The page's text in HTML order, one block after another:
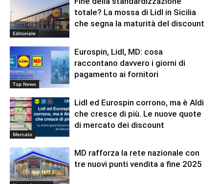
Editoriale
totale? La mossa di Lidl in Sicilia
che segna la maturità del discount
Top News
Eurospin, Lidl, MD: cosa
raccontano davvero i giorni di
pagamento ai fornitori
Mercato
Lidl ed Eurospin corrono, ma è Aldi
che cresce di più. Le nuove quote
di mercato dei discount
MD rafforza la rete nazionale con
tre nuovi punti vendita a fine 2025